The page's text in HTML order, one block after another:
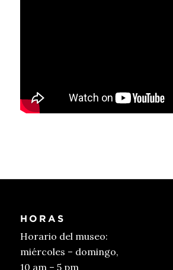
HORAS
Horario del museo:
miércoles – domingo,
10 am – 5 pm